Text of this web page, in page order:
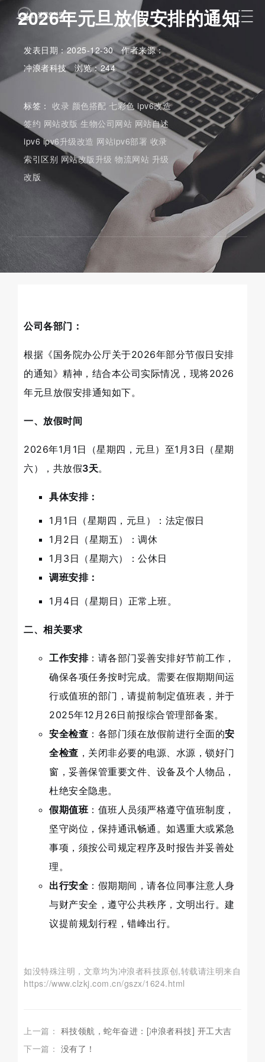
2026年元旦放假安排的通知
发表日期：2025-12-30 作者来源：
冲浪者科技 浏览：244
标签： 收录 颜色搭配 七彩色 ipv6改造
签约 网站改版 生物公司网站 网站自述
ipv6 ipv6升级改造 网站ipv6部署 收录
索引区别 网站改版升级 物流网站 升级
改版
公司各部门：
根据《国务院办公厅关于2026年部分节假日安排
的通知》精神，结合本公司实际情况，现将2026
年元旦放假安排通知如下。
一、放假时间
2026年1月1日（星期四，元旦）至1月3日（星期
六），共放假3天。
具体安排：
1月1日（星期四，元旦）：法定假日
1月2日（星期五）：调休
1月3日（星期六）：公休日
调班安排：
1月4日（星期日）正常上班。
二、相关要求
工作安排：请各部门妥善安排好节前工作，
确保各项任务按时完成。需要在假期期间运
行或值班的部门，请提前制定值班表，并于
2025年12月26日前报综合管理部备案。
安全检查 ：各部门须在放假前进行全面的安
全检查 ，关闭非必要的电源、水源，锁好门
窗，妥善保管重要文件、设备及个人物品，
杜绝安全隐患。
假期值班：值班人员须严格遵守值班制度，
坚守岗位，保持通讯畅通。如遇重大或紧急
事项，须按公司规定程序及时报告并妥善处
理。
出行安全 ：假期期间，请各位同事注意人身
与财产安全，遵守公共秩序，文明出行。建
议提前规划行程，错峰出行。
如没特殊注明，文章均为冲浪者科技原创,转载请注明来自
https://www.clzkj.com.cn/gszx/1624.html
上一篇： 科技领航，蛇年奋进：[冲浪者科技] 开工大吉
下一篇： 没有了！